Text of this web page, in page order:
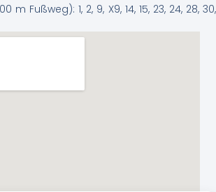
m Fußweg): 1, 2, 9, X9, 14, 15, 23, 24, 28, 30,